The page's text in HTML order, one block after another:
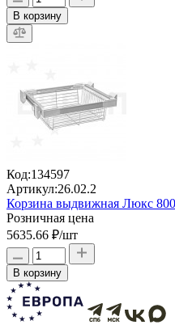
В корзину
Код:134597
Артикул:26.02.2
Корзина выдвижная Люкс 800
Розничная цена
5635.66 ₽/шт
В корзину